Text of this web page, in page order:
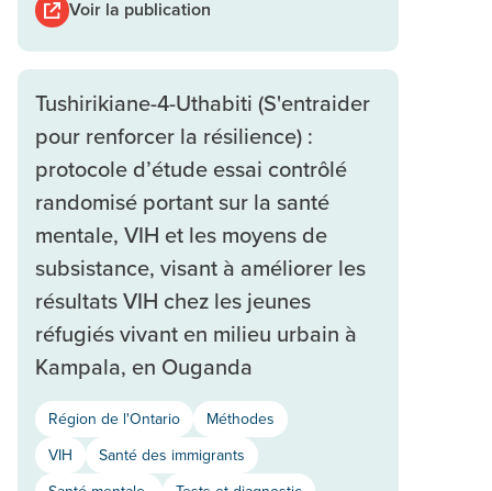
Voir la publication
Tushirikiane-4-Uthabiti (S'entraider
pour renforcer la résilience) :
protocole d’étude essai contrôlé
randomisé portant sur la santé
mentale, VIH et les moyens de
subsistance, visant à améliorer les
résultats VIH chez les jeunes
réfugiés vivant en milieu urbain à
Kampala, en Ouganda
Région de l'Ontario
Méthodes
VIH
Santé des immigrants